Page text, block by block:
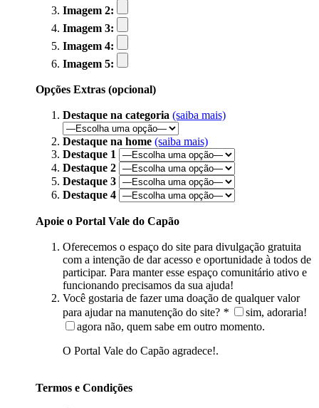
Imagem 2:
Imagem 3:
Imagem 4:
Imagem 5:
Opções Extras (opcional)
Destaque na categoria (saiba mais)
Destaque na home (saiba mais)
Destaque 1
Destaque 2
Destaque 3
Destaque 4
Apoie o Portal Vale do Capão
Oferecemos o espaço do site para divulgação gratuita
com a intenção de dar acesso e oportunidade à todos de
participar. Para manter esse espaço comunitário ativo e
funcionando precisamos da sua ajuda!
Você gostaria de fazer uma doação de qualquer valor
para ajudar na manutenção do site? *
sim, adoraria!
agora não, quem sabe em outro momento.
O Portal Vale do Capão agradece!.
Termos e Condições